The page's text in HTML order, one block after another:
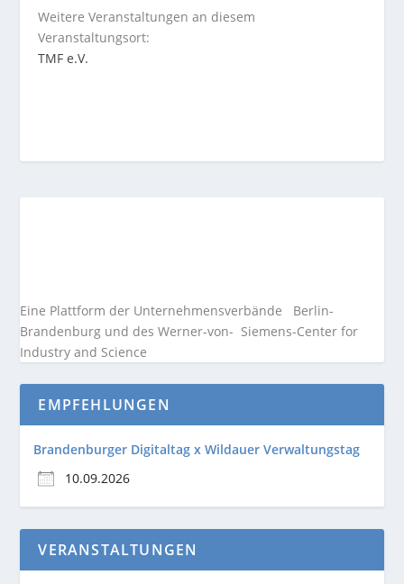
Weitere Veranstaltungen an diesem
Veranstaltungsort:
TMF e.V.
Eine Plattform der Unternehmensverbände Berlin-
Brandenburg und des Werner-von- Siemens-Center for
Industry and Science
EMPFEHLUNGEN
Brandenburger Digitaltag x Wildauer Verwaltungstag
10.09.2026
VERANSTALTUNGEN